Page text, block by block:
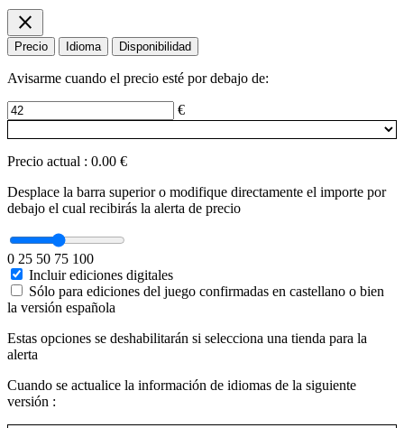
close
Precio Idioma Disponibilidad
Avisarme cuando el precio esté por debajo de:
€
Precio actual : 0.00 €
Desplace la barra superior o modifique directamente el importe por
debajo el cual recibirás la alerta de precio
0 25 50 75 100
Incluir ediciones digitales
Sólo para ediciones del juego confirmadas en castellano o bien
la versión española
Estas opciones se deshabilitarán si selecciona una tienda para la
alerta
Cuando se actualice la información de idiomas de la siguiente
versión :